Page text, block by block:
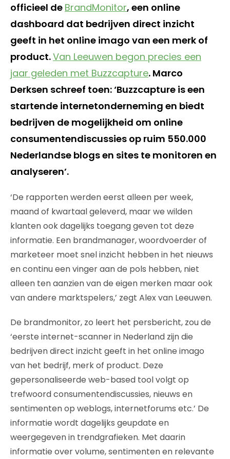
officieel de BrandMonitor, een online
dashboard dat bedrijven direct inzicht
geeft in het online imago van een merk of
product.Van Leeuwen begon precies een
jaar geleden met Buzzcapture. Marco
Derksen schreef toen: ‘Buzzcapture is een
startende internetonderneming en biedt
bedrijven de mogelijkheid om online
consumentendiscussies op ruim 550.000
Nederlandse blogs en sites te monitoren en
analyseren’.
‘De rapporten werden eerst alleen per week,
maand of kwartaal geleverd, maar we wilden
klanten ook dagelijks toegang geven tot deze
informatie. Een brandmanager, woordvoerder of
marketeer moet snel inzicht hebben in het nieuws
en continu een vinger aan de pols hebben, niet
alleen ten aanzien van de eigen merken maar ook
van andere marktspelers,’ zegt Alex van Leeuwen.
De brandmonitor, zo leert het persbericht, zou de
‘eerste internet-scanner in Nederland zijn die
bedrijven direct inzicht geeft in het online imago
van het bedrijf, merk of product. Deze
gepersonaliseerde web-based tool volgt op
trefwoord consumentendiscussies, nieuws en
sentimenten op weblogs, internetforums etc.’ De
informatie wordt dagelijks geupdate en
weergegeven in trendgrafieken. Met daarin
informatie over volume, sentimenten en relevante